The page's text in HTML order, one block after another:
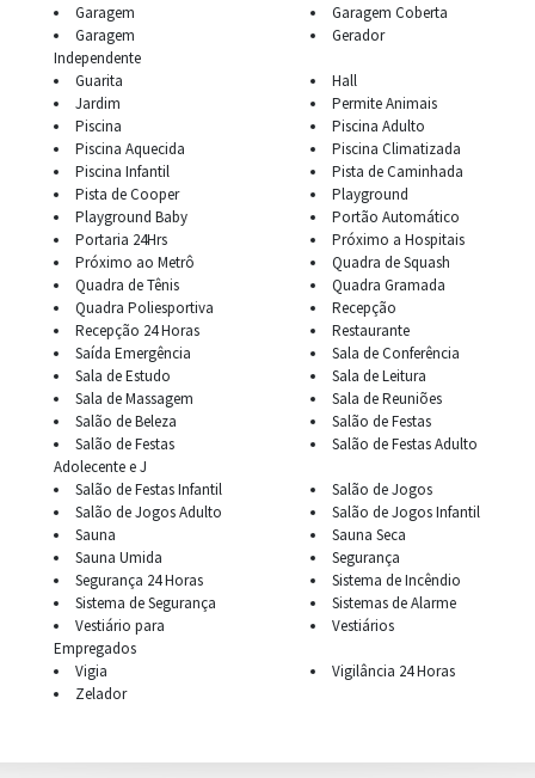
Garagem
Garagem Coberta
Garagem
Independente
Gerador
Guarita
Hall
Jardim
Permite Animais
Piscina
Piscina Adulto
Piscina Aquecida
Piscina Climatizada
Piscina Infantil
Pista de Caminhada
Pista de Cooper
Playground
Playground Baby
Portão Automático
Portaria 24Hrs
Próximo a Hospitais
Próximo ao Metrô
Quadra de Squash
Quadra de Tênis
Quadra Gramada
Quadra Poliesportiva
Recepção
Recepção 24 Horas
Restaurante
Saída Emergência
Sala de Conferência
Sala de Estudo
Sala de Leitura
Sala de Massagem
Sala de Reuniões
Salão de Beleza
Salão de Festas
Salão de Festas
Adolecente e J
Salão de Festas Adulto
Salão de Festas Infantil
Salão de Jogos
Salão de Jogos Adulto
Salão de Jogos Infantil
Sauna
Sauna Seca
Sauna Umida
Segurança
Segurança 24 Horas
Sistema de Incêndio
Sistema de Segurança
Sistemas de Alarme
Vestiário para
Empregados
Vestiários
Vigia
Vigilância 24 Horas
Zelador